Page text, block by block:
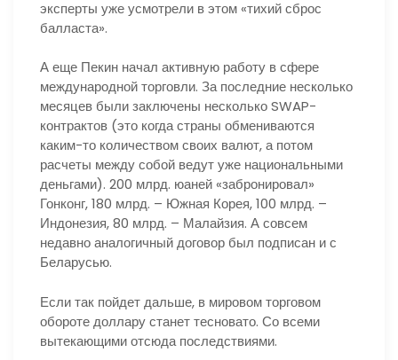
эксперты уже усмотрели в этом «тихий сброс
балласта».
А еще Пекин начал активную работу в сфере
международной торговли. За последние несколько
месяцев были заключены несколько SWAP-
контрактов (это когда страны обмениваются
каким-то количеством своих валют, а потом
расчеты между собой ведут уже национальными
деньгами). 200 млрд. юаней «забронировал»
Гонконг, 180 млрд. – Южная Корея, 100 млрд. –
Индонезия, 80 млрд. – Малайзия. А совсем
недавно аналогичный договор был подписан и с
Беларусью.
Если так пойдет дальше, в мировом торговом
обороте доллару станет тесновато. Со всеми
вытекающими отсюда последствиями.